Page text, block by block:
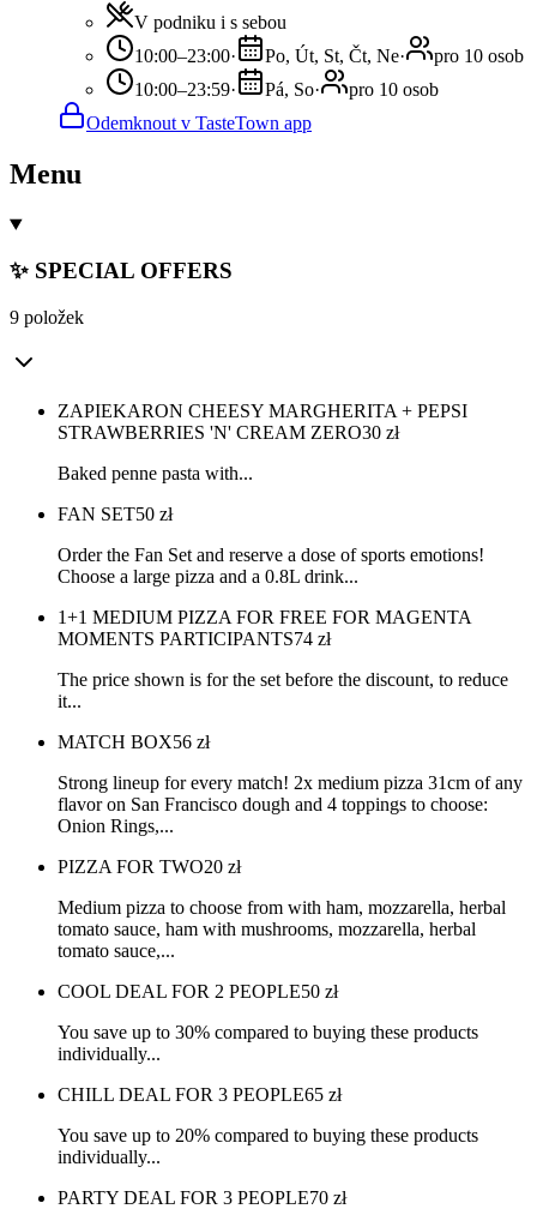
V podniku i s sebou
10:00–23:00· Po, Út, St, Čt, Ne·
pro 10 osob
10:00–23:59· Pá, So·
pro 10 osob
Odemknout v TasteTown app
Menu
✨ SPECIAL OFFERS
9 položek
ZAPIEKARON CHEESY MARGHERITA + PEPSI
STRAWBERRIES 'N' CREAM ZERO30 zł
Baked penne pasta with...
FAN SET50 zł
Order the Fan Set and reserve a dose of sports emotions!
Choose a large pizza and a 0.8L drink...
1+1 MEDIUM PIZZA FOR FREE FOR MAGENTA
MOMENTS PARTICIPANTS74 zł
The price shown is for the set before the discount, to reduce
it...
MATCH BOX56 zł
Strong lineup for every match! 2x medium pizza 31cm of any
flavor on San Francisco dough and 4 toppings to choose:
Onion Rings,...
PIZZA FOR TWO20 zł
Medium pizza to choose from with ham, mozzarella, herbal
tomato sauce, ham with mushrooms, mozzarella, herbal
tomato sauce,...
COOL DEAL FOR 2 PEOPLE50 zł
You save up to 30% compared to buying these products
individually...
CHILL DEAL FOR 3 PEOPLE65 zł
You save up to 20% compared to buying these products
individually...
PARTY DEAL FOR 3 PEOPLE70 zł